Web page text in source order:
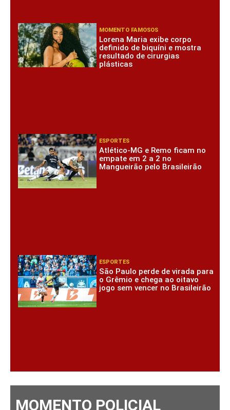
MOMENTO FAMOSOS
Lorena Maria exibe corpo
definido de biquíni e mostra
resultado de cirurgias
plásticas
ESPORTES
Atlético-MG e Remo ficam no
empate em 2 a 2 no
Mangueirão pelo Brasileirão
ESPORTES
São Paulo perde de virada para
o Grêmio e chega ao oitavo
jogo sem vencer no Brasileirão
MOMENTO POLICIAL